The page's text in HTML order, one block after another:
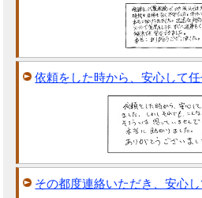
依頼をした時から、安心して
その都度連絡いただき、安心